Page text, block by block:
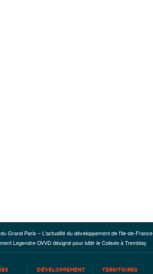
Grand Paris – L'actualité du développement de l'Ile-de-France
Legendre-DVVD désigné pour bâtir le Colisée à Tremblay
DÉVELOPPEMENT
TERRITOIRES